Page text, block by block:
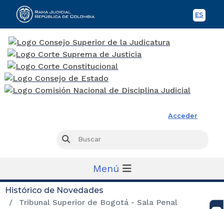
ES
Acceder
Buscar
Menú
Histórico de Novedades
Tribunal Superior de Bogotá - Sala Penal